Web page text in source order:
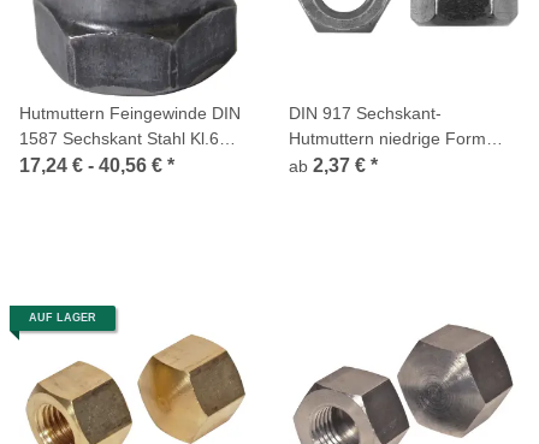
Hutmuttern Feingewinde DIN
1587 Sechskant Stahl Kl.6
blank hohe Form
17,24 € - 40,56 € *
DIN 917 Sechskant-
Hutmuttern niedrige Form
Edelstahl A1
ab 2,37 € *
AUF LAGER